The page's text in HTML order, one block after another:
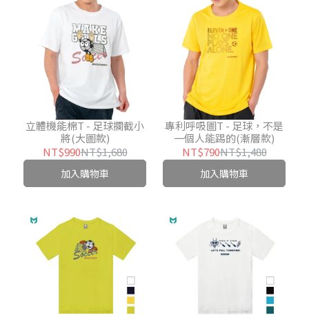
立體機能棉T - 足球攔截小
將(大圖款)
NT$990NT$1,680
加入購物車
專利呼吸圖T - 足球，不是
一個人能踢的(漸層款)
NT$790NT$1,480
加入購物車